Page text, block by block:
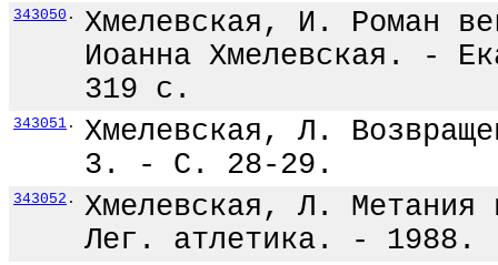
343050 .
Хмелевская, И.
Иоанна Хмелевская. -
319 с.
343051 .
Хмелевская, Л.
3. - С. 28-29.
343052 .
Хмелевская, Л.
Лег. атлетика. -